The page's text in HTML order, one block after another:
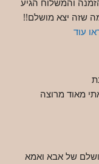
עוד